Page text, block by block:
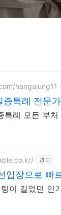
hangajung11
증특례 전문
특례 모든 부
광고
입장으로 빠
이 길었던 인